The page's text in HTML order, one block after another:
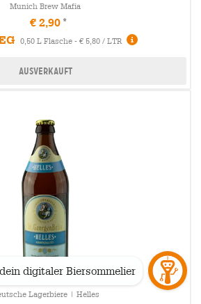
Munich Brew Mafia
€ 2,90
0,50 L Flasche - € 5,80 / LTR
Ausverkauft
Lagerbiere | Helles